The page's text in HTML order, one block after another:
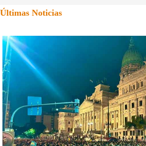
Últimas Noticias